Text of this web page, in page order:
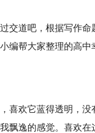
交道吧，根据写作
编帮大家整理的高
喜欢它蓝得透明，
飘逸的感觉。喜欢在